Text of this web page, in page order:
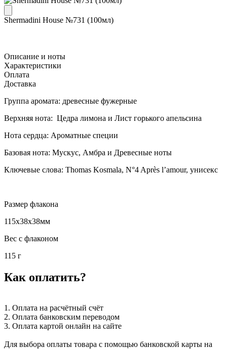
Shermadini House №731 (100мл)
Описание и ноты
Характеристики
Оплата
Доставка
Группа аромата: древесные фужерные
Верхняя нота: Цедра лимона и Лист горького апельсина
Нота сердца: Ароматные специи
Базовая нота: Мускус, Амбра и Древесные ноты
Ключевые слова: Thomas Kosmala, N°4 Après l’amour, унисекс
Размер флакона
115x38x38мм
Вес с флаконом
115 г
Как оплатить?
1. Оплата на расчётный счёт
2. Оплата банковским переводом
3. Оплата картой онлайн на сайте
Для выбора оплаты товара с помощью банковской карты на